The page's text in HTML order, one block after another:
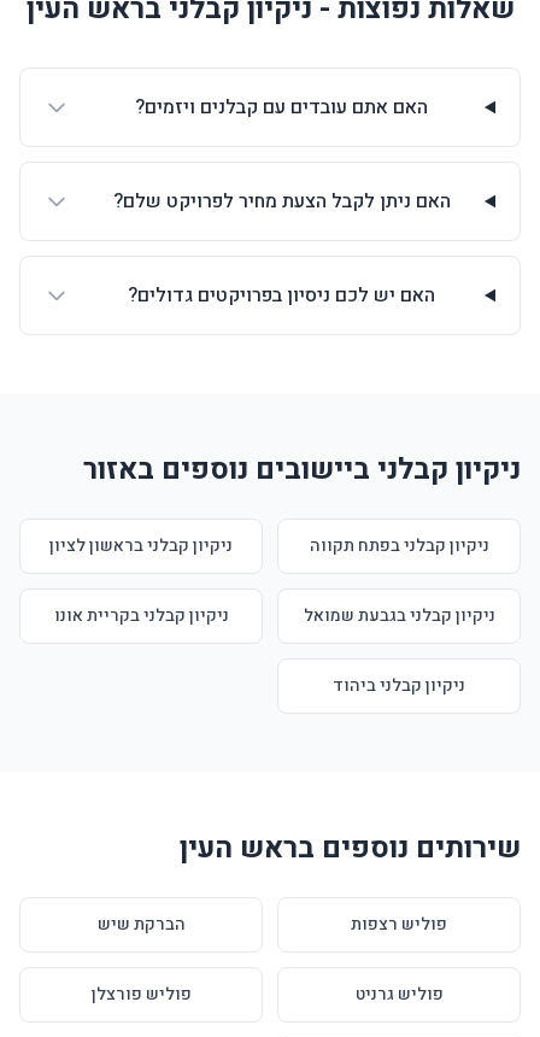
שאלות נפוצות - ניקיון קבלני בראש העין
האם אתם עובדים עם קבלנים ויזמים?
האם ניתן לקבל הצעת מחיר לפרויקט שלם?
האם יש לכם ניסיון בפרויקטים גדולים?
ניקיון קבלני ביישובים נוספים באזור
ניקיון קבלני בפתח תקווה ניקיון קבלני בראשון לציון
ניקיון קבלני בגבעת שמואל ניקיון קבלני בקריית אונו
ניקיון קבלני ביהוד
שירותים נוספים בראש העין
פוליש רצפות הברקת שיש
פוליש גרניט פוליש פורצלן